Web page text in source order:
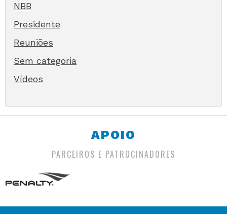
NBB
Presidente
Reuniões
Sem categoria
Vídeos
APOIO
PARCEIROS E PATROCINADORES